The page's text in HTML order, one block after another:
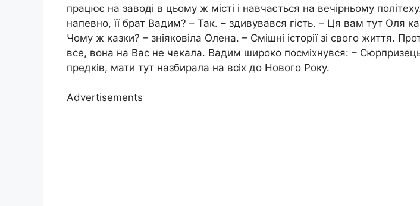
працює на заводі в цьому ж місті і навчається на вечірньому
напевно, її брат Вадим? – Так. – здивувався гість. – Ця вам тут Оля
Чому ж казки? – зніяковіла Олена. – Смішні історії зі свого життя.
все, вона на Вас не чекала. Вадим широко посміхнувся: –
предків, мати тут назбирала на всіх до Нового Року.
Advertisements